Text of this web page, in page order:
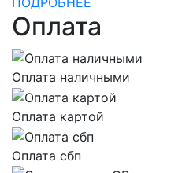
Оплата
Оплата наличными
Оплата картой
Оплата сбп